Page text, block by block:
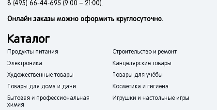
8 (495) 66-44-695 (9:00 – 21:00).
Онлайн заказы можно оформить круглосуточно.
Каталог
Продукты питания
Строительство и ремонт
Электроника
Канцелярские товары
Художественные товары
Товары для учёбы
Товары для дома и дачи
Косметика и гигиена
Бытовая и профессиональная
химия
Игрушки и настольные игры